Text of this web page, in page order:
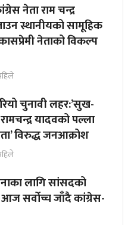
नेता राम चन्द्र
स्थानीयको सामूहिक
नेताको विकल्प
चुनावी लहर:’सुख-
यादवको पल्ला
विरुद्ध जनआक्रोश
लागि सांसदको
आज सर्वोच्च जाँदै कांग्रेस-